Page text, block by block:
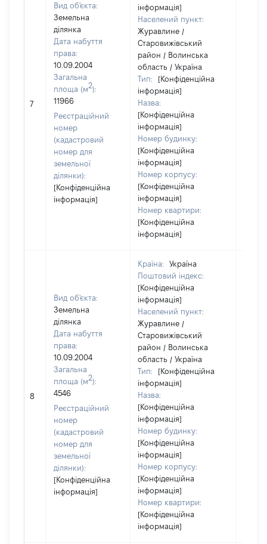
7
Вид об'єкта:
Земельна
ділянка
Дата набуття
права:
10.09.2004
Загальна
площа (м2):
11966
Реєстраційний
номер
(кадастровий
номер для
земельної
ділянки):
[Конфіденційна
інформація]
інформація]
Населений пункт:
Журавлине /
Старовижівський
район / Волинська
область / Україна
Тип:
[Конфіденційна
інформація]
Назва:
[Конфіденційна
інформація]
Номер будинку:
[Конфіденційна
інформація]
Номер корпусу:
[Конфіденційна
інформація]
Номер квартири:
[Конфіденційна
інформація]
8
Вид об'єкта:
Земельна
ділянка
Дата набуття
права:
10.09.2004
Загальна
площа (м2):
4546
Реєстраційний
номер
(кадастровий
номер для
земельної
ділянки):
[Конфіденційна
інформація]
Країна:
Україна
Поштовий індекс:
[Конфіденційна
інформація]
Населений пункт:
Журавлине /
Старовижівський
район / Волинська
область / Україна
Тип:
[Конфіденційна
інформація]
Назва:
[Конфіденційна
інформація]
Номер будинку:
[Конфіденційна
інформація]
Номер корпусу:
[Конфіденційна
інформація]
Номер квартири:
[Конфіденційна
інформація]